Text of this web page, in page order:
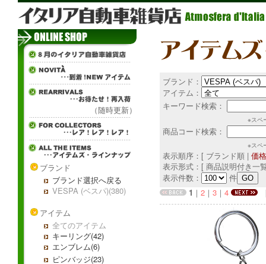
（随時更新）
ブランド
ブランド選択へ戻る
VESPA (ベスパ)(380)
アイテム
全てのアイテム
キーリング(42)
エンブレム(6)
ピンバッジ(23)
ブランド：
アイテム：
キーワード検索：
※スペ
商品コード検索：
※スペ
表示順序：[ ブランド順 | 価
表示形式：[ 商品説明付き一
表示件数：
件
1 ｜ 2｜ 3｜ 4 [